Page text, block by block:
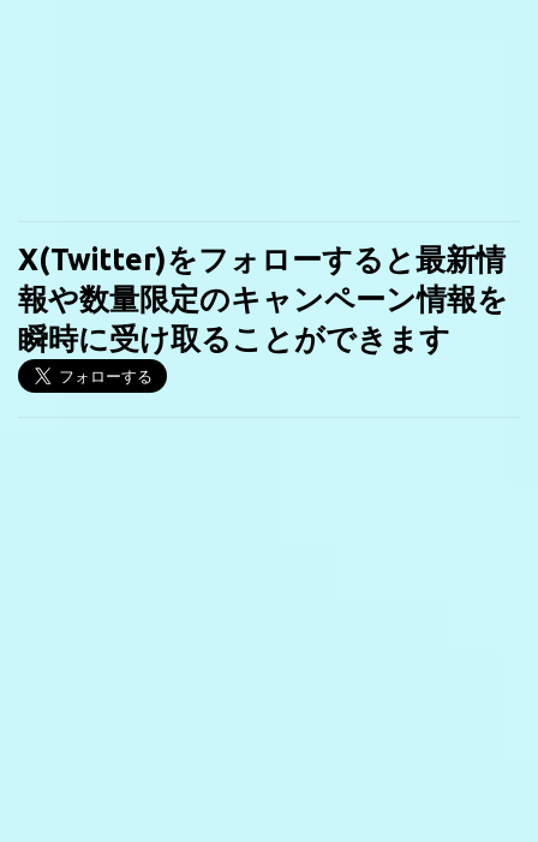
X(Twitter)をフォローすると最新情
報や数量限定のキャンペーン情報を
瞬時に受け取ることができます